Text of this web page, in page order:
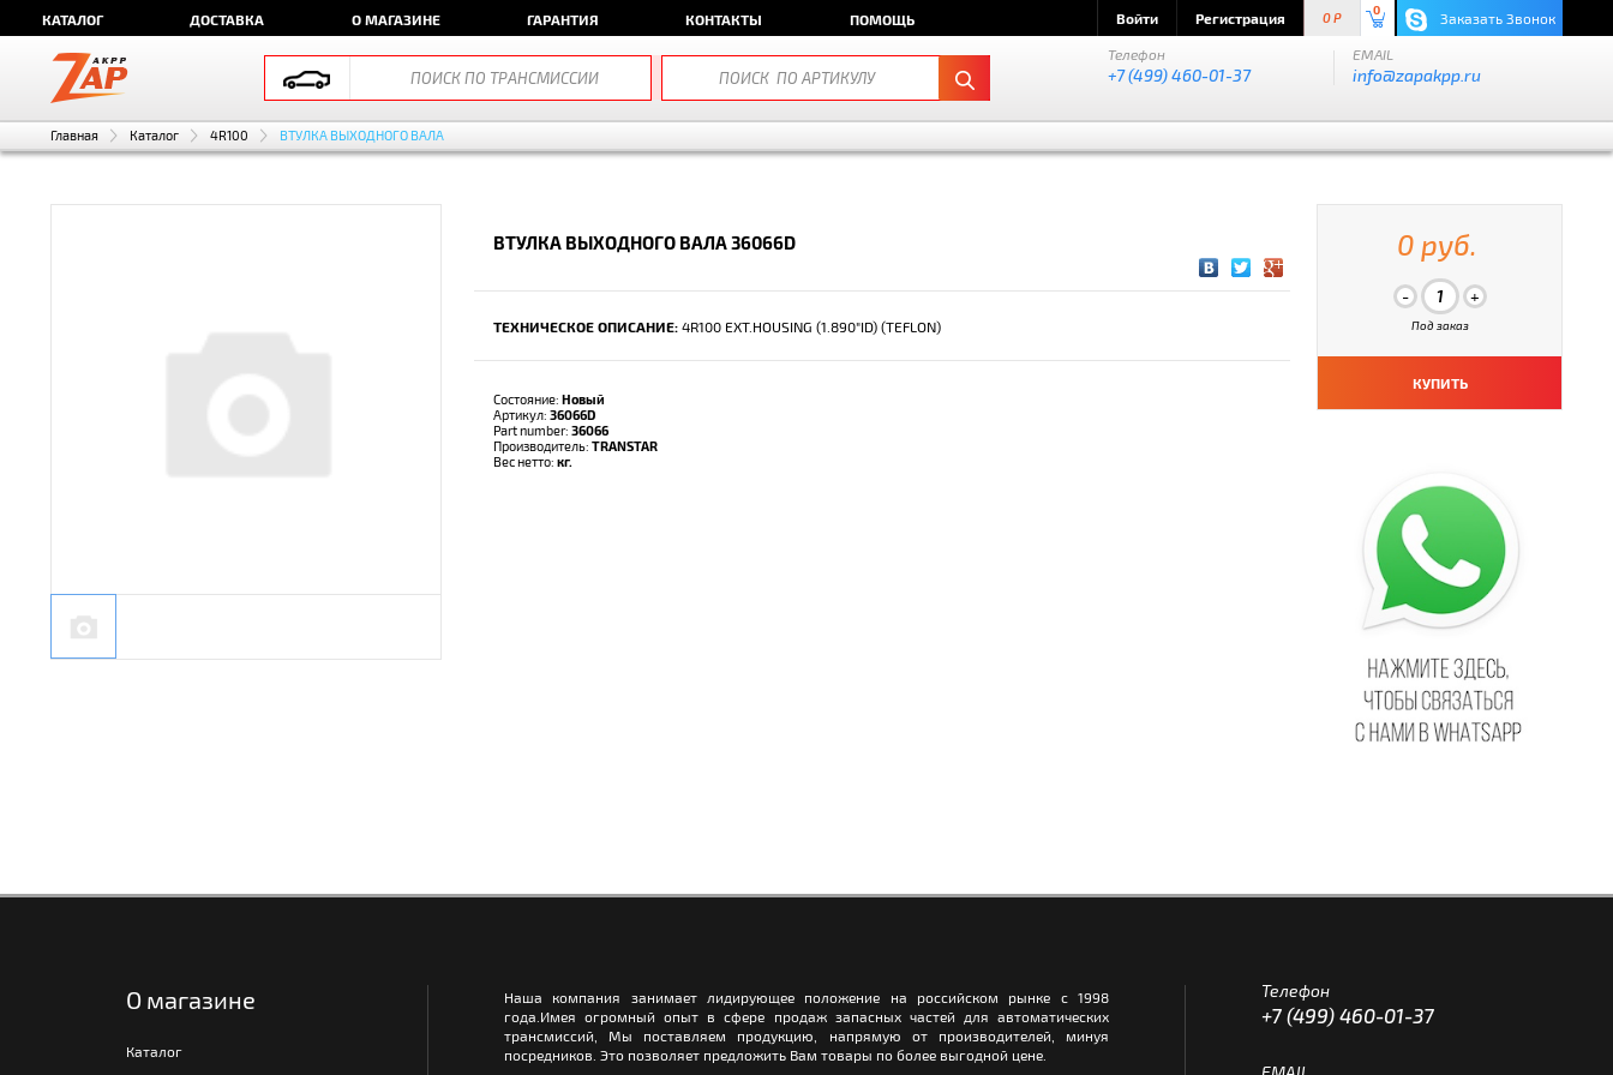
КАТАЛОГ ДОСТАВКА О МАГАЗИНЕ ГАРАНТИЯ КОНТАКТЫ ПОМОЩЬ Войти Регистрация 0 P
0 Заказать Звонок
Телефон
+7 (499) 460-01-37
EMAIL
info@zapakpp.ru
Главная Каталог 4R100 ВТУЛКА ВЫХОДНОГО ВАЛА
ВТУЛКА ВЫХОДНОГО ВАЛА 36066D
ТЕХНИЧЕСКОЕ ОПИСАНИЕ: 4R100 EXT.HOUSING (1.890"ID) (TEFLON)
Состояние: Новый
Артикул: 36066D
Part number: 36066
Производитель: TRANSTAR
Вес нетто: кг.
0 руб.
Под заказ
КУПИТЬ
О магазине
Каталог
Наша компания занимает лидирующее положение на российском рынке с 1998
года.Имея огромный опыт в сфере продаж запасных частей для автоматических
трансмиссий, Мы поставляем продукцию, напрямую от производителей, минуя
посредников. Это позволяет предложить Вам товары по более выгодной цене.
Телефон
+7 (499) 460-01-37